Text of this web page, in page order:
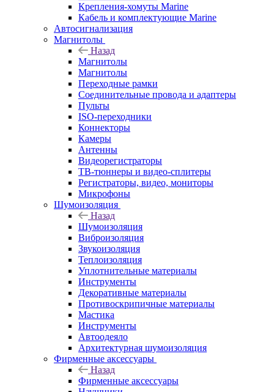
Крепления-хомуты Marine
Кабель и комплектующие Marine
Автосигнализация
Магнитолы
Назад
Магнитолы
Магнитолы
Переходные рамки
Соединительные провода и адаптеры
Пульты
ISO-переходники
Коннекторы
Камеры
Антенны
Видеорегистраторы
ТВ-тюннеры и видео-сплитеры
Регистраторы, видео, мониторы
Микрофоны
Шумоизоляция
Назад
Шумоизоляция
Виброизоляция
Звукоизоляция
Теплоизоляция
Уплотнительные материалы
Инструменты
Декоративные материалы
Противоскрипичные материалы
Мастика
Инструменты
Автоодеяло
Архитектурная шумоизоляция
Фирменные аксессуары
Назад
Фирменные аксессуары